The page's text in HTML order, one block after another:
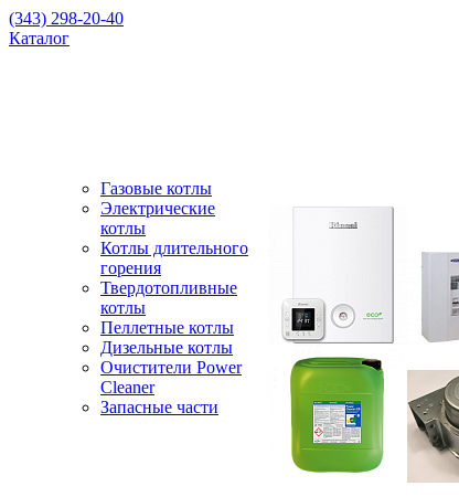
(343) 298-20-40
Каталог
Газовые котлы
Электрические
котлы
Котлы длительного
горения
Твердотопливные
котлы
Пеллетные котлы
Дизельные котлы
Очистители Power
Cleaner
Запасные части